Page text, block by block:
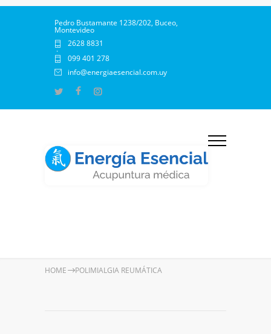
Pedro Bustamante 1238/202, Buceo,
Montevideo
2628 8831
·
099 401 278
info@energiaesencial.com.uy
HOME POLIMIALGIA REUMÁTICA